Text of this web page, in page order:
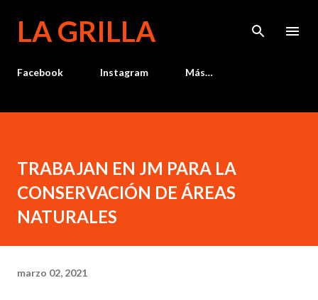
LA GRILLA
Facebook Instagram Más…
TRABAJAN EN JM PARA LA
CONSERVACIÓN DE ÁREAS
NATURALES
marzo 02, 2021